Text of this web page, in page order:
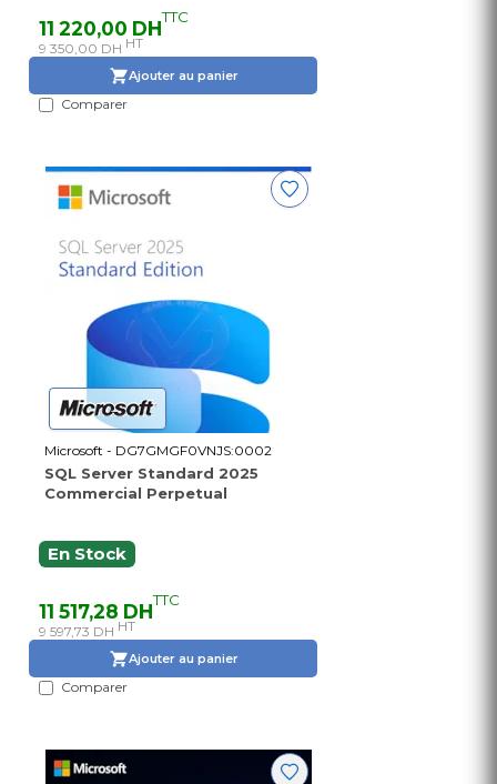
11 220,00 DHTTC
9 350,00 DH HT
Ajouter au panier
Comparer
Microsoft - DG7GMGF0VNJS:0002
SQL Server Standard 2025
Commercial Perpetual
En Stock
11 517,28 DHTTC
9 597,73 DH HT
Ajouter au panier
Comparer